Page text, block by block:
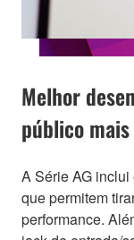
Melhor
público
A Série AG
que permitem
performance.